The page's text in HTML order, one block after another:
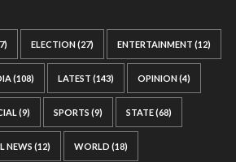
ELECTION(27) ENTERTAINMENT (12)
(108) LATEST (143) OPINION(4)
(9) SPORTS (9) STATE(68)
NEWS (12) WORLD (18)